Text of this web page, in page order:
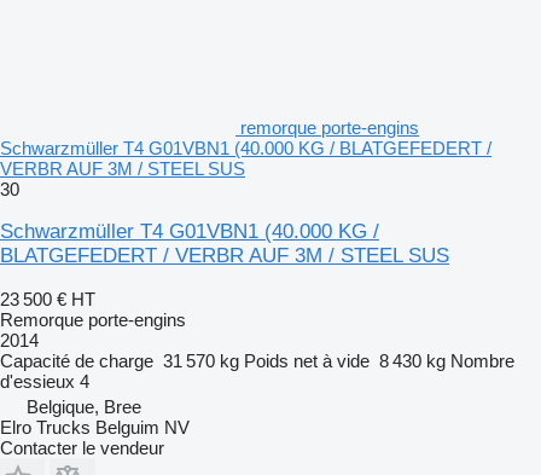
remorque porte-engins
Schwarzmüller T4 G01VBN1 (40.000 KG / BLATGEFEDERT /
VERBR AUF 3M / STEEL SUS
30
Schwarzmüller T4 G01VBN1 (40.000 KG /
BLATGEFEDERT / VERBR AUF 3M / STEEL SUS
23 500 € HT
Remorque porte-engins
2014
Capacité de charge 31 570 kg Poids net à vide 8 430 kg Nombre
d'essieux 4
Belgique, Bree
Elro Trucks Belguim NV
Contacter le vendeur